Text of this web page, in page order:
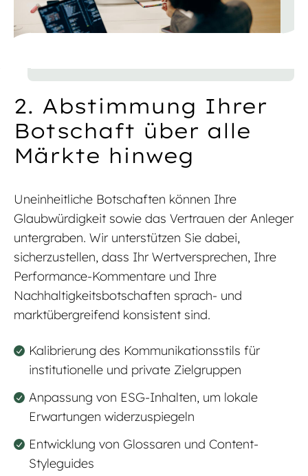
2. Abstimmung Ihrer
Botschaft über alle
Märkte hinweg
Uneinheitliche Botschaften können Ihre
Glaubwürdigkeit sowie das Vertrauen der Anleger
untergraben. Wir unterstützen Sie dabei,
sicherzustellen, dass Ihr Wertversprechen, Ihre
Performance-Kommentare und Ihre
Nachhaltigkeitsbotschaften sprach- und
marktübergreifend konsistent sind.
Kalibrierung des Kommunikationsstils für
institutionelle und private Zielgruppen
Anpassung von ESG-Inhalten, um lokale
Erwartungen widerzuspiegeln
Entwicklung von Glossaren und Content-
Styleguides